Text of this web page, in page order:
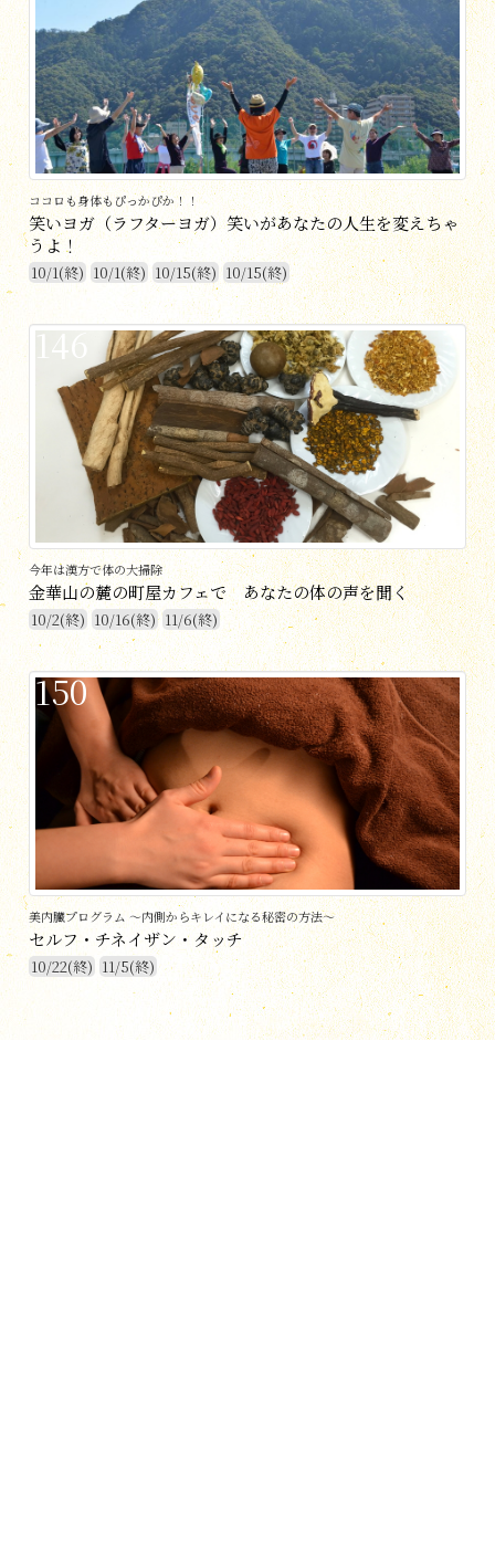
ココロも身体もぴっかぴか！！
笑いヨガ（ラフターヨガ）笑いがあなたの人生を変えちゃ
うよ！
10/1(終) 10/1(終) 10/15(終) 10/15(終)
146
今年は漢方で体の大掃除
金華山の麓の町屋カフェで あなたの体の声を聞く
10/2(終) 10/16(終) 11/6(終)
150
美内臓プログラム ～内側からキレイになる秘密の方法～
セルフ・チネイザン・タッチ
10/22(終) 11/5(終)